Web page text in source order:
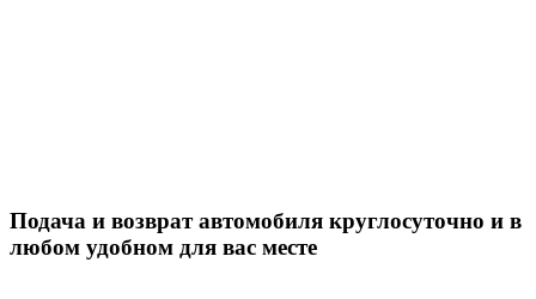
Подача и возврат автомобиля круглосуточно и в
любом удобном для вас месте